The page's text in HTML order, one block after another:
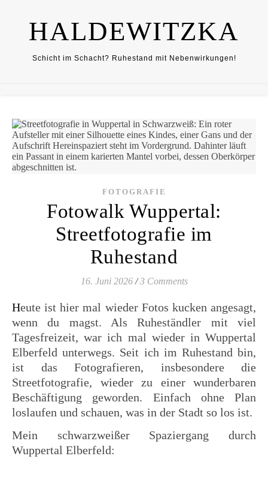
HALDEWITZKA
Schicht im Schacht? Ruhestand mit Nebenwirkungen!
FOTOGRAFIE
Fotowalk Wuppertal:
Streetfotografie im
Ruhestand
16. Juni 2026 / 3 Comments
Heute ist hier mal wieder Fotos kucken angesagt,
wenn du magst. Als Ruheständler mit viel
Tagesfreizeit, war ich mal wieder in Wuppertal
Elberfeld unterwegs. Seit ich im Ruhestand bin,
ist das Fotografieren, insbesondere die
Streetfotografie, wieder zu einer wunderbaren
Beschäftigung geworden. Einfach ohne Plan
loslaufen und schauen, was in der Stadt so los ist.
Mein schwarzweißer Spaziergang durch
Wuppertal Elberfeld: